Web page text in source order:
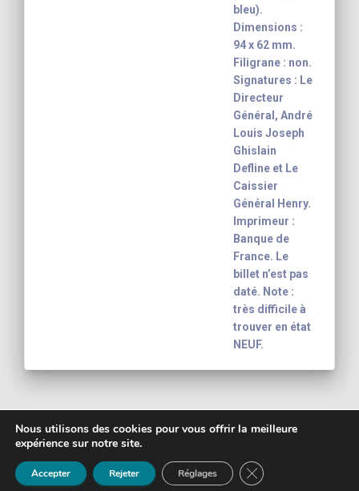
bleu).
Dimensions :
94 x 62 mm.
Filigrane : non.
Signatures : Le
Directeur
Général, André
Louis Joseph
Ghislain
Defline et Le
Caissier
Général Henry.
Imprimeur :
Banque de
France. Le
billet n’est pas
daté. Note :
très difficile à
trouver en état
NEUF.
Copyright 2003 - 2026
banknote inventory For your collection
Mentions légales
Nous utilisons des cookies pour vous offrir la meilleure
expérience sur notre site.
Accepter Rejeter Réglages FERMER LA